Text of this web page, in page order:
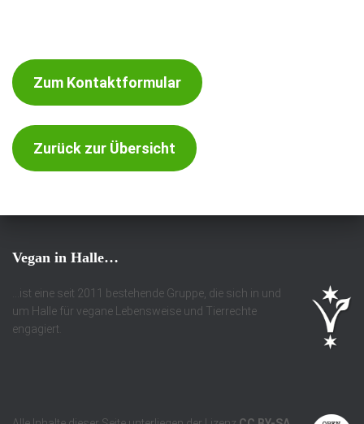
Zum Kontaktformular
Zurück zur Übersicht
Vegan in Halle…
…ist eine seit 2011 bestehende Gruppe, die sich in und
um Halle für vegane Lebensweise und Tierrechte
engagiert.